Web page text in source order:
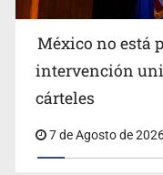
México no está
intervención
cárteles
7 de Agosto de